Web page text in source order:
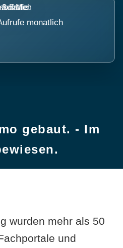
monatlich
gebaut. - Im
wurden mehr als 50
und